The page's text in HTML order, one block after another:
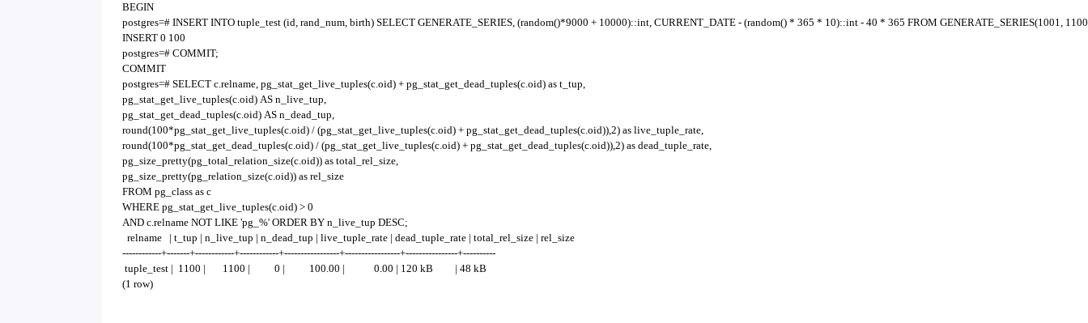
BEGIN
postgres=# INSERT INTO tuple_test (id, rand_num, birth) SELECT GENERATE_SERIES, (random()*9000 + 10000)::int, CURRENT_DATE - (random() * 365 * 10)::int - 40 * 365 FROM GENERATE_SERIES(1001,
INSERT 0 100
postgres=# COMMIT;
COMMIT
postgres=# SELECT c.relname, pg_stat_get_live_tuples(c.oid) + pg_stat_get_dead_tuples(c.oid) as t_tup,
pg_stat_get_live_tuples(c.oid) AS n_live_tup,
pg_stat_get_dead_tuples(c.oid) AS n_dead_tup,
round(100*pg_stat_get_live_tuples(c.oid) / (pg_stat_get_live_tuples(c.oid) + pg_stat_get_dead_tuples(c.oid)),2) as live_tuple_rate,
round(100*pg_stat_get_dead_tuples(c.oid) / (pg_stat_get_live_tuples(c.oid) + pg_stat_get_dead_tuples(c.oid)),2) as dead_tuple_rate,
pg_size_pretty(pg_total_relation_size(c.oid)) as total_rel_size,
pg_size_pretty(pg_relation_size(c.oid)) as rel_size
FROM pg_class as c
WHERE pg_stat_get_live_tuples(c.oid) > 0
AND c.relname NOT LIKE 'pg_%' ORDER BY n_live_tup DESC;
relname | t_tup | n_live_tup | n_dead_tup | live_tuple_rate | dead_tuple_rate | total_rel_size | rel_size
------------+-------+------------+------------+-----------------+-----------------+----------------+----------
tuple_test | 1100 | 1100 | 0 | 100.00 | 0.00 | 120 kB | 48 kB
(1 row)